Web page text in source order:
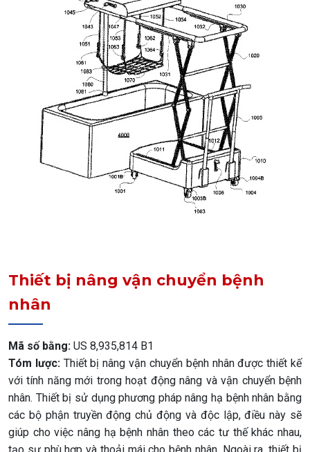
Thiết bị nâng vận chuyển bệnh
nhân
Mã số bằng: US 8,935,814 B1
Tóm lược:Thiết bị nâng vận chuyển bệnh nhân được thiết kế
với tính năng mới trong hoạt động nâng và vận chuyển bệnh
nhân. Thiết bị sử dụng phương pháp nâng hạ bệnh nhân bằng
các bộ phận truyền động chủ động và độc lập, điều này sẽ
giúp cho việc nâng hạ bệnh nhân theo các tư thế khác nhau,